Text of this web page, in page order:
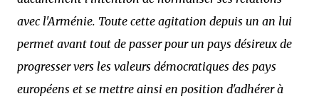
avec l'Arménie. Toute cette agitation depuis un an lui
permet avant tout de passer pour un pays désireux de
progresser vers les valeurs démocratiques des pays
européens et se mettre ainsi en position d'adhérer à